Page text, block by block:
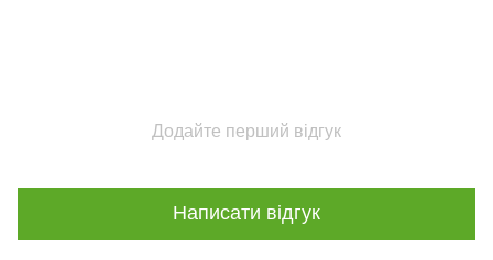
Додайте перший відгук
Написати відгук